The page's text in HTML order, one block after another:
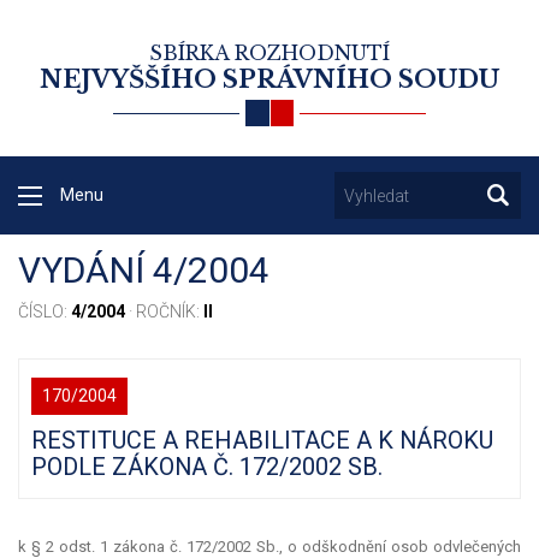
SBÍRKA ROZHODNUTÍ
NEJVYŠŠÍHO SPRÁVNÍHO SOUDU
Menu
VYDÁNÍ 4/2004
ČÍSLO: 4/2004· ROČNÍK:
170/2004
RESTITUCE A REHABILITACE A K NÁROKU
PODLE ZÁKONA Č. 172/2002 SB.
k § 2 odst. 1 zákona č. 172/2002 Sb., o odškodnění osob odvlečených